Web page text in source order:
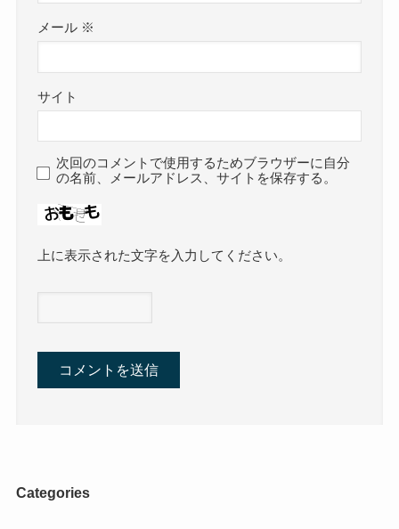
メール ※
サイト
次回のコメントで使用するためブラウザーに自分
の名前、メールアドレス、サイトを保存する。
上に表示された文字を入力してください。
Categories